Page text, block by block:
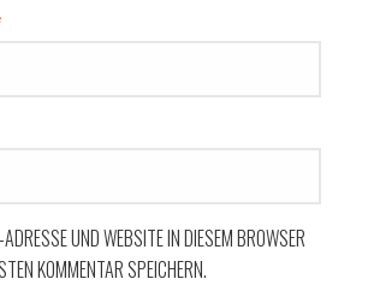
UND WEBSITE IN DIESEM BROWSER
KOMMENTAR SPEICHERN.